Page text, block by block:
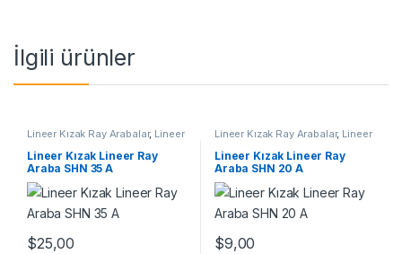
İlgili ürünler
Lineer Kızak Ray Arabalar, Lineer
Ray Araba SHN A Serisi Mekanik
Ürünler
Lineer Kızak Lineer Ray
Araba SHN 35 A
$25,00
Lineer Kızak Ray Arabalar, Lineer
Ray Araba SHN A Serisi Mekanik
Ürünler
Lineer Kızak Lineer Ray
Araba SHN 20 A
$9,00